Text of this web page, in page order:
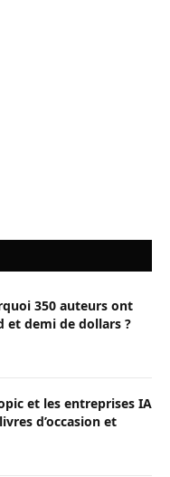
350 auteurs ont
et demi de dollars ?
et les entreprises IA
d’occasion et